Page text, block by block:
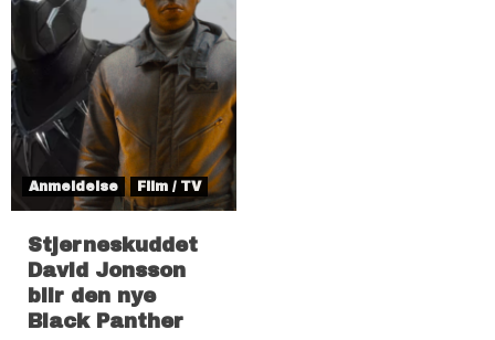
Anmeldelse Film / TV
Stjerneskuddet
David Jonsson
blir den nye
Black Panther